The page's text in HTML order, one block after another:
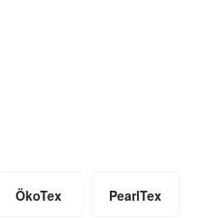
ÖkoTex PearlTex